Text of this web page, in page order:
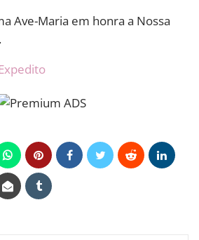
Ave-Maria em honra a Nossa